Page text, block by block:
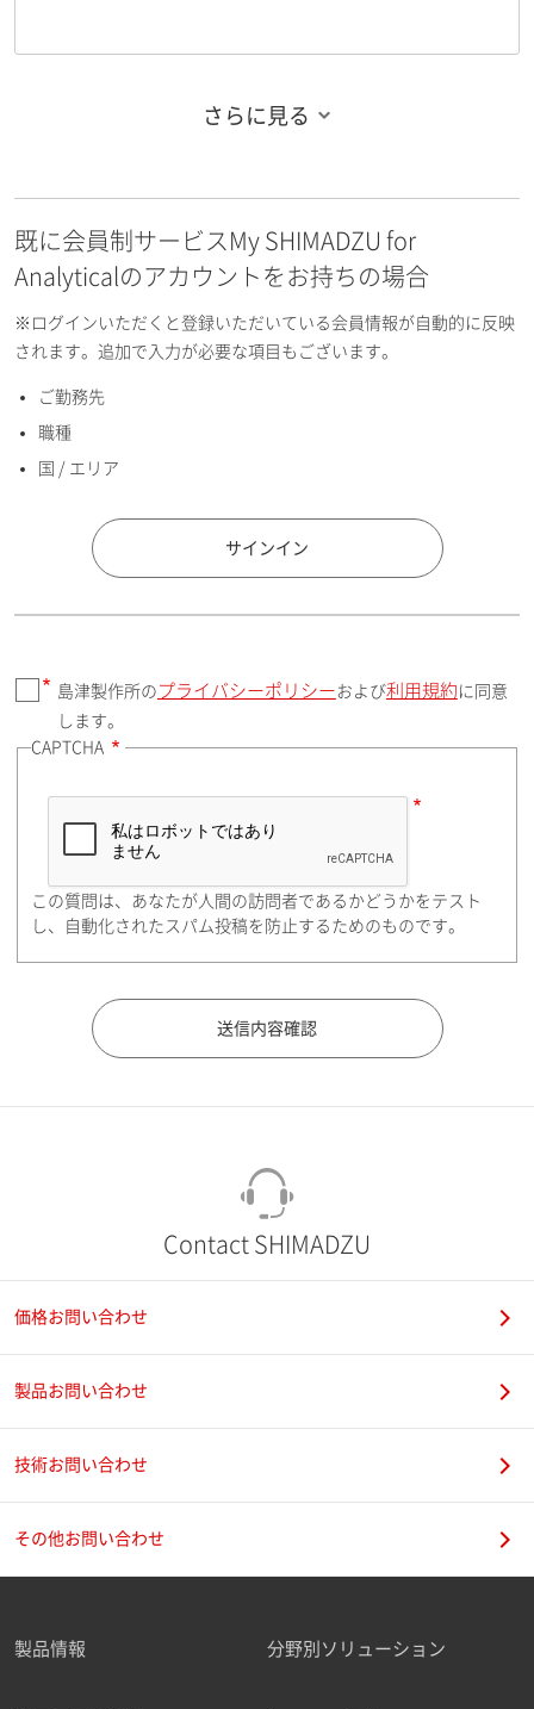
お名前フリガナ（名）
E-mailアドレス（半角英数）
国 / エリア
郵便番号（勤務先）
住所検索
都道府県（勤務先）
ご勤務先
さらに見る
既に会員制サービスMy SHIMADZU for
Analyticalのアカウントをお持ちの場合
※ログインいただくと登録いただいている会員情報が自動的に反映
されます。追加で入力が必要な項目もございます。
ご勤務先
職種
国 / エリア
サインイン
島津製作所の プライバシーポリシーおよび利用規約 に同意
します。
CAPTCHA
この質問は、あなたが人間の訪問者であるかどうかをテスト
し、自動化されたスパム投稿を防止するためのものです。
Contact SHIMADZU
価格お問い合わせ
製品お問い合わせ
技術お問い合わせ
その他お問い合わせ
製品情報 分野別ソリューション